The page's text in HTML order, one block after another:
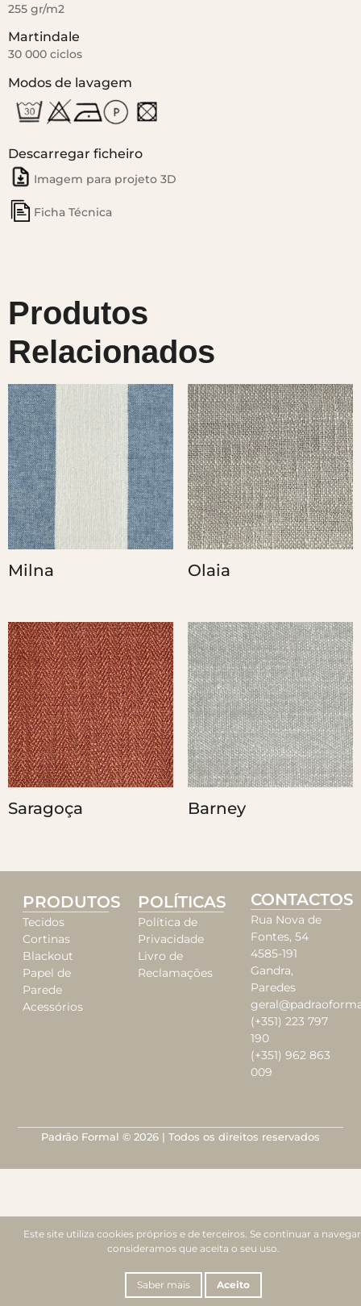
255 gr/m2
Martindale
30 000 ciclos
Modos de lavagem
Descarregar ficheiro
Imagem para projeto 3D
Ficha Técnica
Produtos
Relacionados
Milna Olaia
Saragoça Barney
PRODUTOS
Tecidos
Cortinas
Blackout
Papel de
Parede
Acessórios
POLÍTICAS
Política de
Privacidade
Livro de
Reclamações
CONTACTOS
Rua Nova de
Fontes, 54
4585-191
Gandra,
Paredes
(+351) 223 797
190
(+351) 962 863
009
Padrão Formal © 2026 | Todos os direitos reservados
Este site utiliza cookies próprios e de terceiros. Se continuar a
consideramos que aceita o seu uso.
Saber mais Aceito